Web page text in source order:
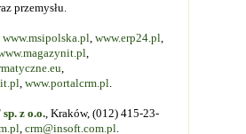
przemysłu.
www.msipolska.pl, www.erp24.pl,
,
,
, www.portalcrm.pl.
z o.o., Kraków, (012) 415-23-
, crm@insoft.com.pl.